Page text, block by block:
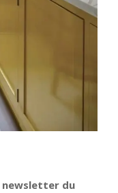
newsletter du